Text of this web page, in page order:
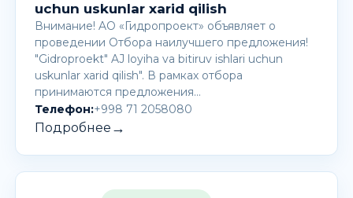
uchun uskunlar xarid qilish
Внимание! AО «Гидропроект» объявляет о
проведении Отбора наилучшего предложения!
"Gidroproekt" AJ loyiha va bitiruv ishlari uchun
uskunlar xarid qilish". В рамках отбора
принимаются предложения…
Телефон:+998 71 2058080
Подробнее →